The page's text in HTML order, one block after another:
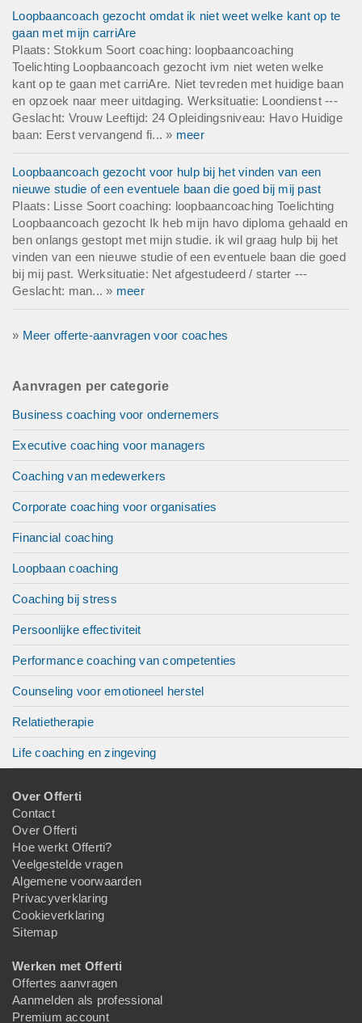
Loopbaancoach gezocht omdat ik niet weet welke kant op te
gaan met mijn carriAre
Plaats: Stokkum Soort coaching: loopbaancoaching
Toelichting Loopbaancoach gezocht ivm niet weten welke
kant op te gaan met carriAre. Niet tevreden met huidige baan
en opzoek naar meer uitdaging. Werksituatie: Loondienst ---
Geslacht: Vrouw Leeftijd: 24 Opleidingsniveau: Havo Huidige
baan: Eerst vervangend fi... » meer
Loopbaancoach gezocht voor hulp bij het vinden van een
nieuwe studie of een eventuele baan die goed bij mij past
Plaats: Lisse Soort coaching: loopbaancoaching Toelichting
Loopbaancoach gezocht Ik heb mijn havo diploma gehaald en
ben onlangs gestopt met mijn studie. ik wil graag hulp bij het
vinden van een nieuwe studie of een eventuele baan die goed
bij mij past. Werksituatie: Net afgestudeerd / starter ---
Geslacht: man... » meer
» Meer offerte-aanvragen voor coaches
Aanvragen per categorie
Business coaching voor ondernemers
Executive coaching voor managers
Coaching van medewerkers
Corporate coaching voor organisaties
Financial coaching
Loopbaan coaching
Coaching bij stress
Persoonlijke effectiviteit
Performance coaching van competenties
Counseling voor emotioneel herstel
Relatietherapie
Life coaching en zingeving
Over Offerti
Contact
Over Offerti
Hoe werkt Offerti?
Veelgestelde vragen
Algemene voorwaarden
Privacyverklaring
Cookieverklaring
Sitemap
Werken met Offerti
Offertes aanvragen
Aanmelden als professional
Premium account